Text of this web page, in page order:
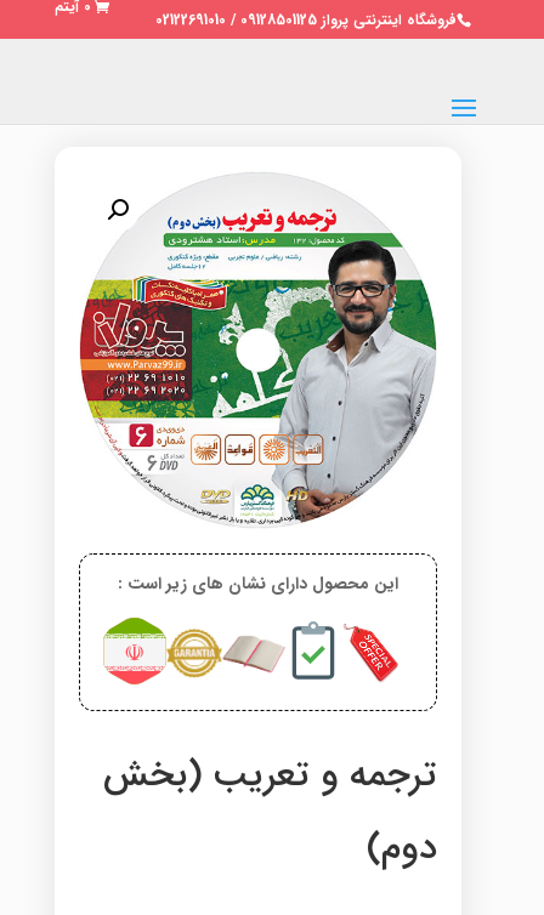
فروشگاه اینترنتی پرواز 09128501125 / 02122691010
0 آیتم
این محصول دارای نشان های زیر است :
ترجمه و تعریب (بخش
دوم)